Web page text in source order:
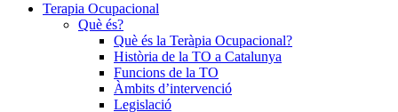
Terapia Ocupacional
Què és?
Què és la Teràpia Ocupacional?
Història de la TO a Catalunya
Funcions de la TO
Àmbits d’intervenció
Legislació